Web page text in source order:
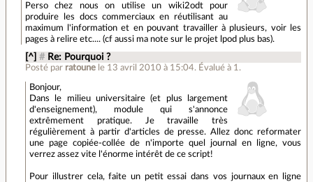
Perso chez nous on utilise un wiki2odt pour
produire les docs commerciaux en réutilisant au
maximum l'information et en pouvant travailler à plusieurs, voir les
pages à relire etc.... (cf aussi ma note sur le projet lpod plus bas).
[^] # Re: Pourquoi ?
Posté par ratoune le 13 avril 2010 à 15:04. Évalué à 1 .
Bonjour,
Dans le milieu universitaire (et plus largement
d'enseignement), module qui s'annonce
extrêmement pratique. Je travaille très
régulièrement à partir d'articles de presse. Allez donc reformater
une page copiée-collée de n'importe quel journal en ligne, vous
verrez assez vite l'énorme intérêt de ce script!
Pour illustrer cela, faite un petit essai dans vos journaux en ligne